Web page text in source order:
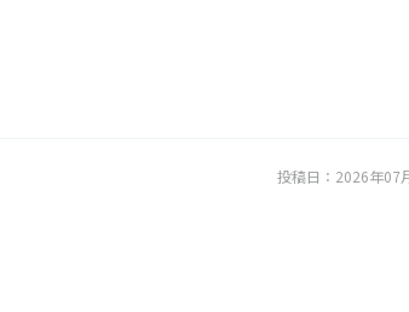
投稿日： 2026年07